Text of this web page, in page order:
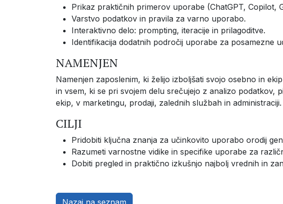
Prikaz praktičnih primerov uporabe (ChatGPT, Copilot,
Varstvo podatkov in pravila za varno uporabo.
Interaktivno delo: prompting, iteracije in prilagoditve.
Identifikacija dodatnih področij uporabe za posamezne
NAMENJEN
Namenjen zaposlenim, ki želijo izboljšati svojo osebno in
in vsem, ki se pri svojem delu srečujejo z analizo podatkov,
ekip, v marketingu, prodaji, zalednih službah in administraciji.
CILJI
Pridobiti ključna znanja za učinkovito uporabo orodij
Razumeti varnostne vidike in specifike uporabe za
Dobiti pregled in praktično izkušnjo najbolj vrednih in